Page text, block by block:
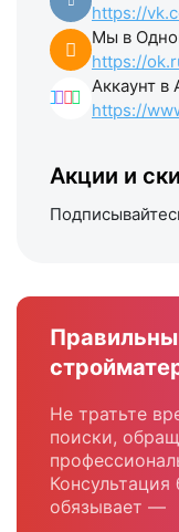
https://
Мы в
https://
Аккаунт в
https://
Акции и
Не тратьте
поиски,
обязывает —